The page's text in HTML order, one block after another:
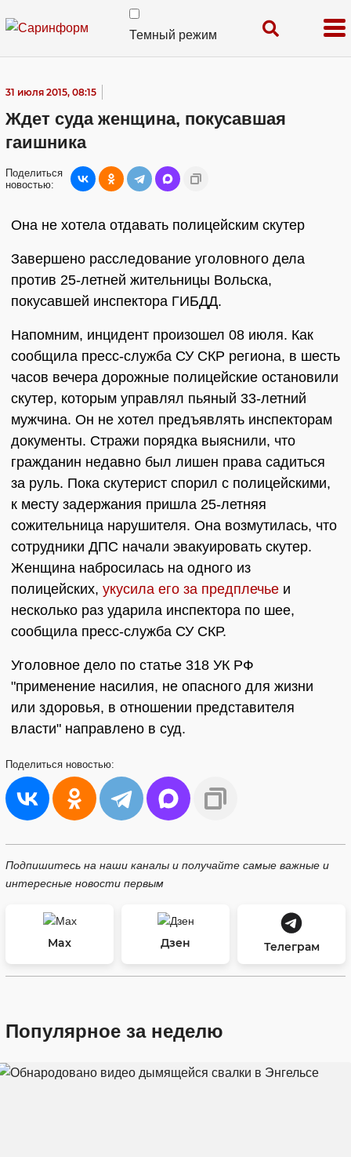
Темный режим
31 июля 2015, 08:15
Ждет суда женщина, покусавшая
гаишника
Поделиться
новостью:
Она не хотела отдавать полицейским скутер
Завершено расследование уголовного дела
против 25-летней жительницы Вольска,
покусавшей инспектора ГИБДД.
Напомним, инцидент произошел 08 июля. Как
сообщила пресс-служба СУ СКР региона, в шесть
часов вечера дорожные полицейские остановили
скутер, которым управлял пьяный 33-летний
мужчина. Он не хотел предъявлять инспекторам
документы. Стражи порядка выяснили, что
гражданин недавно был лишен права садиться
за руль. Пока скутерист спорил с полицейскими,
к месту задержания пришла 25-летняя
сожительница нарушителя. Она возмутилась, что
сотрудники ДПС начали эвакуировать скутер.
Женщина набросилась на одного из
полицейских, укусила его за предплечье и
несколько раз ударила инспектора по шее,
сообщила пресс-служба СУ СКР.
Уголовное дело по статье 318 УК РФ
"применение насилия, не опасного для жизни
или здоровья, в отношении представителя
власти" направлено в суд.
Поделиться новостью:
Подпишитесь на наши каналы и получайте самые важные и
интересные новости первым
Max Дзен Телеграм
Популярное за неделю